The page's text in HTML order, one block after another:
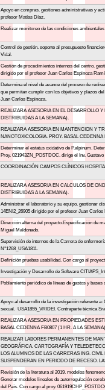
Apoyo en compras. gestiones administrativas y
profesor Matías Díaz.
Realizar monitoreo de las condiciones
Control de gestión. soporte al presupuesto
Vidal.
Gestión de procedimientos internos del centro.
dirigido por el profesor Juan Carlos Espinoza
Determina el nivel de avance del proceso de
que permitan cumplir con los objetivos y plazos
Juan Carlos Espinoza.
REALIZARA ASESORIA EN EL DESARROLLO
DISTRIBUIDAS A LA SEMANA).
REALIZARA ASESORIA EN MANTENCION Y
NANOTOXICOLOGIA. PROY. BASAL
Determinar el estatus oxidativo de P.alpinum.
Proy. 021943ZN_POSTDOC. dirige el Inv. Gustavo
COORDINACIÓN CAMPOS CLÍNICOS
REALIZARA ASESORIA EN CALCULOS DE
DISTRIBUIDAS A LA SEMANA).
Administrar el laboratorio y su equipo. gestionar
14ENI2_26905 dirigido por el profesor Juan
Dirección alterna del proyecto.Especificación de
Miguel Maldonado.
Supervisión de internos de la Carrera de
N°1268_USA1811.
Definición pruebas usabilidad. Con cargo al
Investigación y Desarrollo de Software
Poblamiento periódico de líneas de gastos y
Apoyo al desarrollo de la investigación referente
sexual. USA1855_VRIDEI. Contraparte técnica
REALIZARA ASESORIA EN PROPIEDADES
BASAL CEDENNA FB0807 (1 HR. A LA
REALIZAR LABORES PERMANENTES DE
GEOGRÁFICA. CARTOGRAFÍA Y
LOS ALUMNOS DE LAS CARRERAS ING.
SUSPENDERAN EN PERIODO DE RECESO.
Revisión de la literatura al 2019. modelos
Generar modelos lineales de autorregulación
del País. Con cargo al proy.